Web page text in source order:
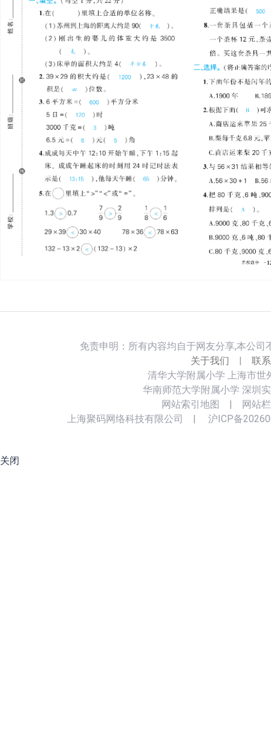
免责申明：所有内容均自于网友分享,本公
关于我们
联
清华大学附属小学 上海市世
华南师范大学附属小学 深圳
网站索引地图
网站
上海聚码网络科技有限公司
沪ICP备
关闭